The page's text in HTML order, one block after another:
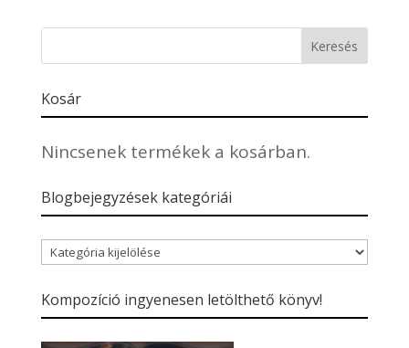
Kosár
Nincsenek termékek a kosárban.
Blogbejegyzések kategóriái
Blogbejegyzések
kategóriái
Kompozíció ingyenesen letölthető könyv!